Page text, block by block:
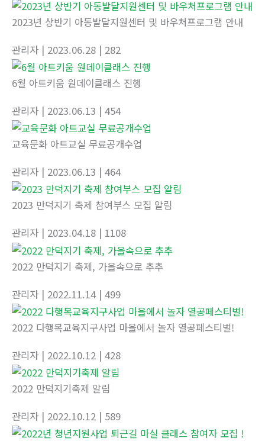
2023년 상반기 아동발달지원센터 및 바우처프로그램 안내
관리자 | 2023.06.28 | 282
6월 아트키움 원데이클래스 진행
관리자 | 2023.06.13 | 454
교육문화 아트교실 무료공개수업
관리자 | 2023.06.13 | 464
2023 만덕지기 축제 참여부스 모집 알림
관리자 | 2023.04.18 | 1108
2022 만덕지기 축제, 가을속으로 추추
관리자 | 2022.11.14 | 499
2022 다행복교육지구사업 마을에서 놀자 열공페스티벌!
관리자 | 2022.10.12 | 428
2022 만덕지기축제 알림
관리자 | 2022.10.12 | 589